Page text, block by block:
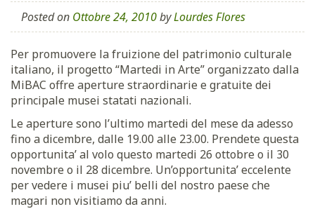
Posted on Ottobre 24, 2010byLourdes Flores
Per promuovere la fruizione del patrimonio culturale
italiano, il progetto “Martedi in Arte” organizzato dalla
MiBAC offre aperture straordinarie e gratuite dei
principale musei statati nazionali.
Le aperture sono l’ultimo martedi del mese da adesso
fino a dicembre, dalle 19.00 alle 23.00. Prendete questa
opportunita’ al volo questo martedi 26 ottobre o il 30
novembre o il 28 dicembre. Un’opportunita’ eccelente
per vedere i musei piu’ belli del nostro paese che
magari non visitiamo da anni.